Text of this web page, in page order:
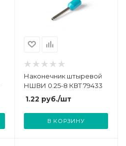
Наконечник штыревой
НШВИ 0.25-8 КВТ 79433
1.22 руб./шт
В КОРЗИНУ